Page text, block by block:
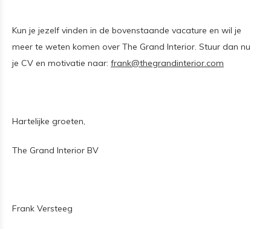
Kun je jezelf vinden in de bovenstaande vacature en wil je
meer te weten komen over The Grand Interior. Stuur dan nu
je CV en motivatie naar: frank@thegrandinterior.com
Hartelijke groeten,
The Grand Interior BV
Frank Versteeg